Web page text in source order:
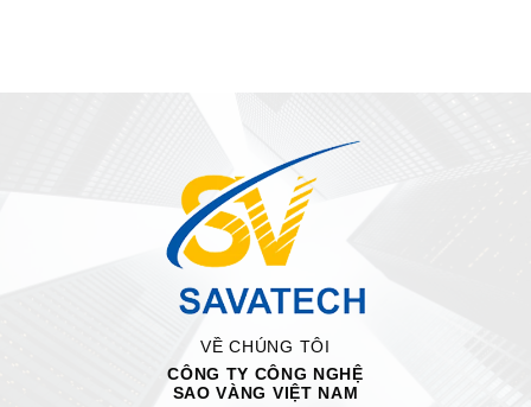
VỀ CHÚNG TÔI
CÔNG TY CÔNG NGHỆ
SAO VÀNG VIỆT NAM